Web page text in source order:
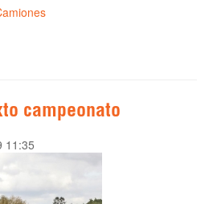
campeonato
11:35